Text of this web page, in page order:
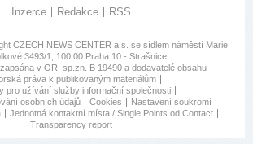
Inzerce Redakce RSS
CZECH NEWS CENTER a.s. se sídlem náměstí Marie
3493/1, 100 00 Praha 10 - Strašnice,
v OR, sp.zn. B 19490 a dodavatelé obsahu
práva k publikovaným materiálům
pro užívání služby informační společnosti
osobních údajů
Cookies
Nastavení soukromí
Jednotná kontaktní místa / Single Points od Contact
Transparency report